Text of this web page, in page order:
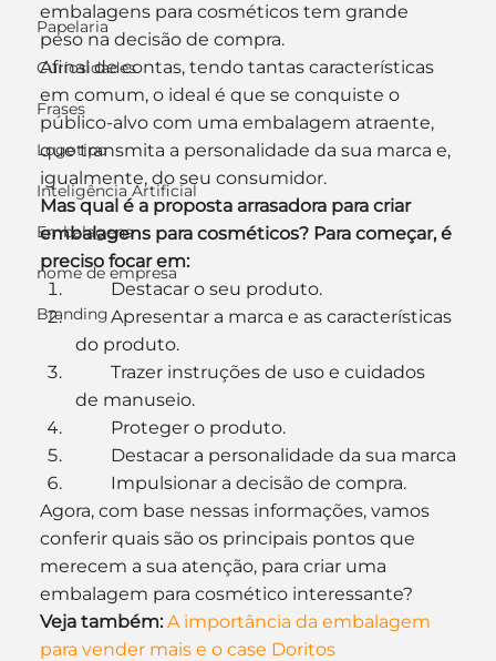
Papelaria
Curiosidades
Frases
Logotipo
Inteligência Artificial
Embalagens
nome de empresa
Branding
embalagens para cosméticos tem grande
peso na decisão de compra.
Afinal de contas, tendo tantas características
em comum, o ideal é que se conquiste o
público-alvo com uma embalagem atraente,
que transmita a personalidade da sua marca e,
igualmente, do seu consumidor.
Mas qual é a proposta arrasadora para criar
embalagens para cosméticos? Para começar, é
preciso focar em:
Destacar o seu produto.
Apresentar a marca e as características
do produto.
Trazer instruções de uso e cuidados
de manuseio.
Proteger o produto.
Destacar a personalidade da sua marca
Impulsionar a decisão de compra.
Agora, com base nessas informações, vamos
conferir quais são os principais pontos que
merecem a sua atenção, para criar uma
embalagem para cosmético interessante?
Veja também: A importância da embalagem
para vender mais e o case Doritos